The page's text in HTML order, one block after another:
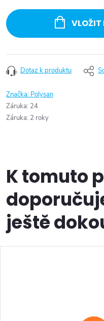
cena:
VLOŽIT
Dotaz k produktu
Značka: Polysan
Záruka: 24
Záruka: 2 roky
K tomuto
ještě